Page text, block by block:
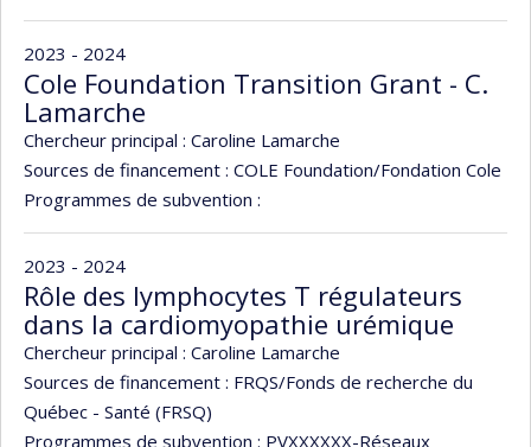
2023 - 2024
Cole Foundation Transition Grant - C.
Lamarche
Chercheur principal : Caroline Lamarche
Sources de financement : COLE Foundation/Fondation Cole
Programmes de subvention :
2023 - 2024
Rôle des lymphocytes T régulateurs
dans la cardiomyopathie urémique
Chercheur principal : Caroline Lamarche
Sources de financement : FRQS/Fonds de recherche du
Québec - Santé (FRSQ)
Programmes de subvention : PVXXXXXX-Réseaux